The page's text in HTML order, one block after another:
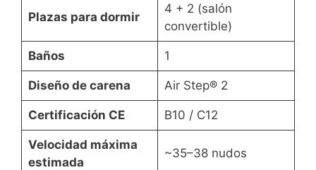
Plazas para dormir
4 + 2 (salón
convertible)
Baños 1
Diseño de carena Air Step® 2
Certificación CE B10 / C12
Velocidad máxima
estimada
~35–38 nudos